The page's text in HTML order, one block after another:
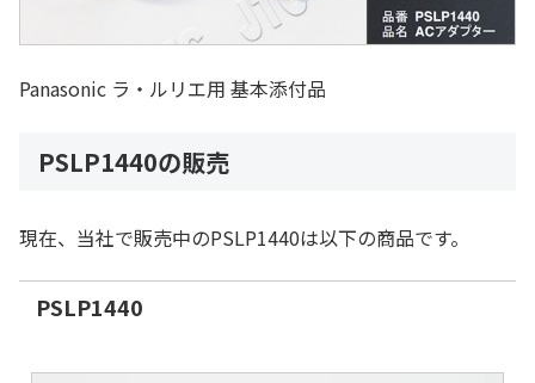
Panasonic ラ・ルリエ用 基本添付品
PSLP1440の販売
現在、当社で販売中のPSLP1440は以下の商品です。
PSLP1440